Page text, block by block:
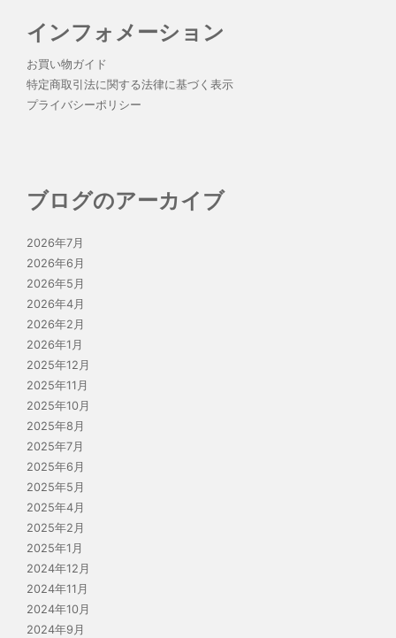
インフォメーション
お買い物ガイド
特定商取引法に関する法律に基づく表示
プライバシーポリシー
ブログのアーカイブ
2026年7月
2026年6月
2026年5月
2026年4月
2026年2月
2026年1月
2025年12月
2025年11月
2025年10月
2025年8月
2025年7月
2025年6月
2025年5月
2025年4月
2025年2月
2025年1月
2024年12月
2024年11月
2024年10月
2024年9月